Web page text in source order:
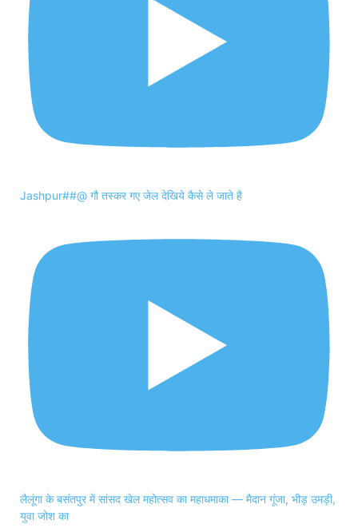
Jashpur##@ गौ तस्कर गए जेल देखिये कैसे ले जाते है
लैलूंगा के बसंतपुर में सांसद खेल महोत्सव का महाधमाका — मैदान गूंजा, भीड़ उमड़ी,
युवा जोश का